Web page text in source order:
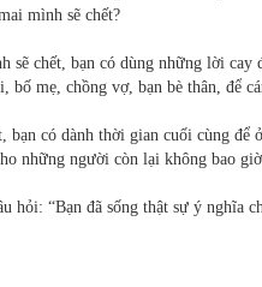
mình sẽ chết?
sẽ chết, bạn có dùng những lời
bố mẹ, chồng vợ, bạn bè thân, để
bạn có dành thời gian cuối cùng
những người còn lại không bao
hỏi: “Bạn đã sống thật sự ý nghĩa